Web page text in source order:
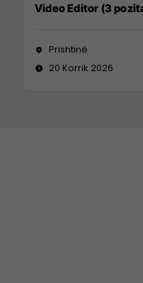
Video Editor (3
Prishtinë
20 Korrik 2026